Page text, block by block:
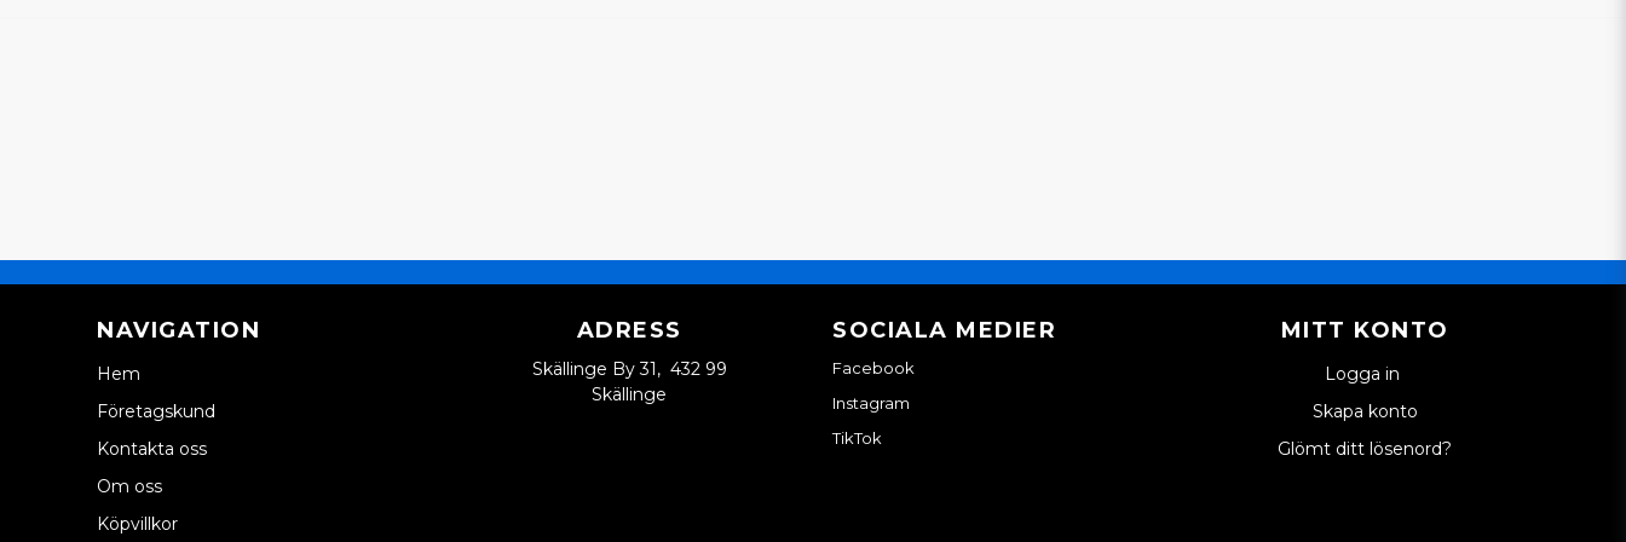
NAVIGATION
Hem
Företagskund
Kontakta oss
Om oss
Köpvillkor
ADRESS
Skällinge By 31, 432 99
Skällinge
SOCIALA MEDIER
Facebook
Instagram
TikTok
MITT KONTO
Logga in
Skapa konto
Glömt ditt lösenord?